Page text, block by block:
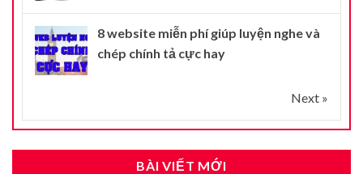
8 website miễn phí giúp luyện nghe và
chép chính tả cực hay
Next »
BÀI VIẾT MỚI